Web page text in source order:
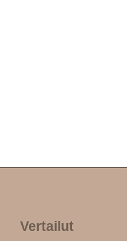
Vertailut